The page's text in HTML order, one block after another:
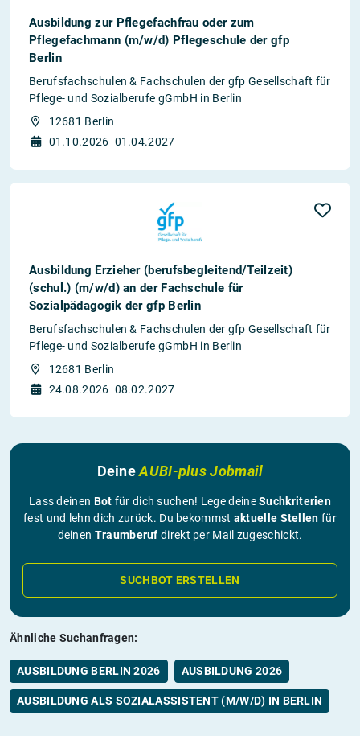
Ausbildung zur Pflegefachfrau oder zum
Pflegefachmann (m/w/d) Pflegeschule der gfp
Berlin
Berufsfachschulen & Fachschulen der gfp Gesellschaft für
Pflege- und Sozialberufe gGmbH in Berlin
12681 Berlin
01.10.2026 01.04.2027
Ausbildung Erzieher (berufsbegleitend/Teilzeit)
(schul.) (m/w/d) an der Fachschule für
Sozialpädagogik der gfp Berlin
Berufsfachschulen & Fachschulen der gfp Gesellschaft für
Pflege- und Sozialberufe gGmbH in Berlin
12681 Berlin
24.08.2026 08.02.2027
DeineAUBI-plus Jobmail
Lass deinen Bot für dich suchen! Lege deineSuchkriterien
fest und lehn dich zurück. Du bekommst aktuelle Stellen für
deinen Traumberuf direkt per Mail zugeschickt.
SUCHBOT ERSTELLEN
Ähnliche Suchanfragen:
AUSBILDUNG BERLIN 2026 AUSBILDUNG 2026
AUSBILDUNG ALS SOZIALASSISTENT (M/W/D) IN BERLIN